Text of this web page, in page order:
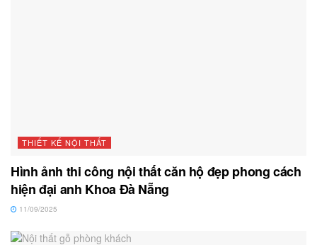
THIẾT KẾ NỘI THẤT
Hình ảnh thi công nội thất căn hộ đẹp phong cách
hiện đại anh Khoa Đà Nẵng
11/09/2025